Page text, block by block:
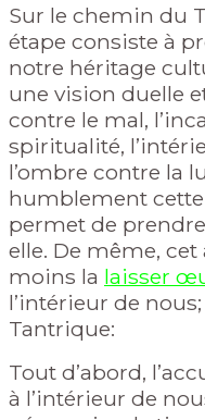
Sur le chemin du
étape consiste à
notre héritage
une vision duelle
contre le mal,
spiritualité,
l’ombre contre la
humblement
permet de
elle. De même,
moins la laisser
l’intérieur de
Tantrique:
Tout d’abord,
à l’intérieur de